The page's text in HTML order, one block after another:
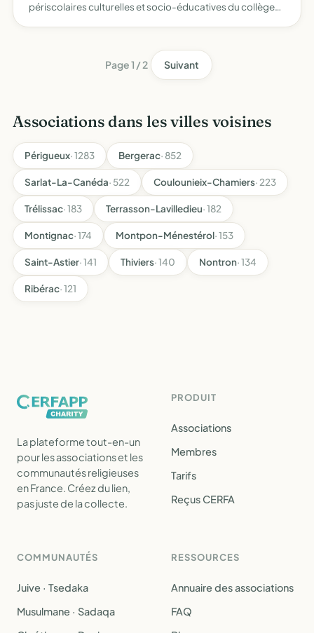
périscolaires culturelles et socio-éducatives du collège
Page 1 / 2 Suivant
Associations dans les villes voisines
Périgueux· 1283 Bergerac· 852
Sarlat-La-Canéda· 522 Coulounieix-Chamiers· 223
Trélissac· 183 Terrasson-Lavilledieu· 182
Montignac· 174 Montpon-Ménestérol· 153
Saint-Astier· 141 Thiviers· 140 Nontron· 134
Ribérac· 121
La plateforme tout-en-un
pour les associations et les
communautés religieuses
en France. Créez du lien,
pas juste de la collecte.
PRODUIT
Associations
Membres
Tarifs
Reçus CERFA
COMMUNAUTÉS
Juive · Tsedaka
Musulmane · Sadaqa
RESSOURCES
Annuaire des associations
FAQ